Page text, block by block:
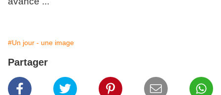
#Un jour - une image
Partager